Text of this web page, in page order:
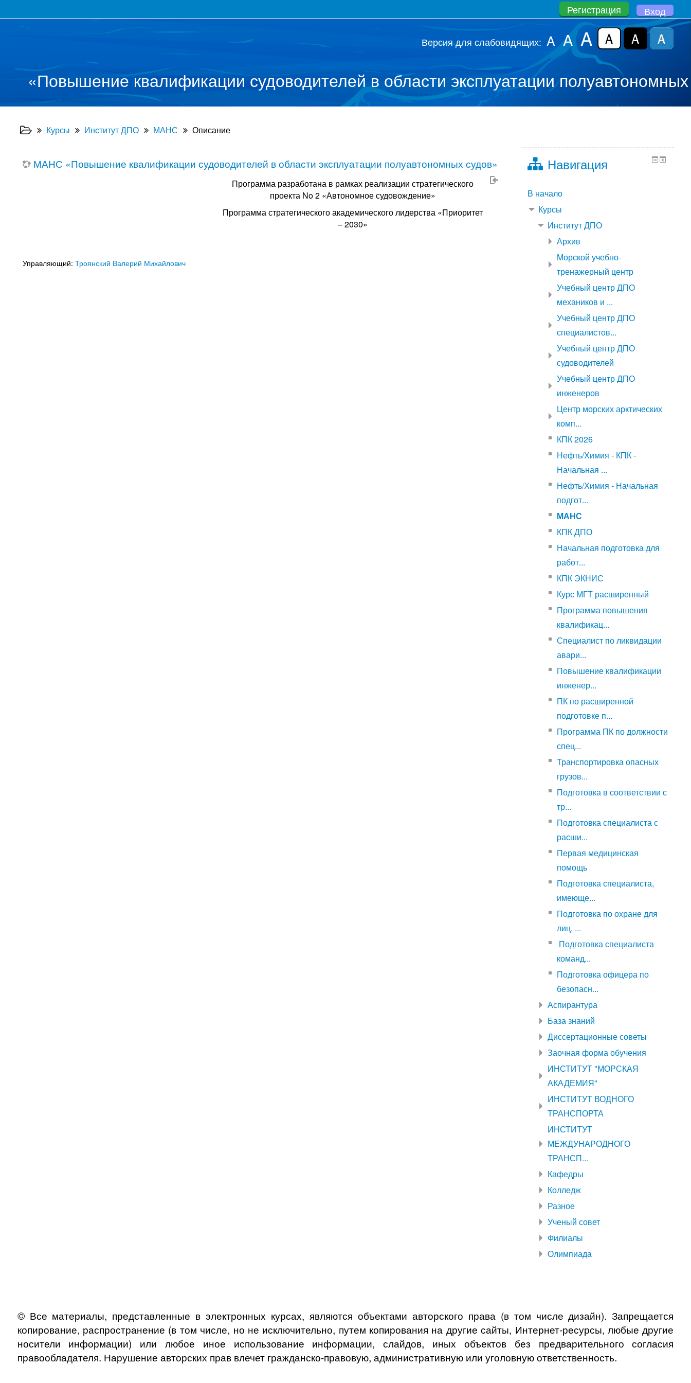
Регистрация Вход
Версия для слабовидящих: A A A
«Повышение квалификации судоводителей в области эксплуатации
Курсы Институт ДПО МАНС Описание
МАНС «Повышение квалификации судоводителей в области эксплуатации полуавтономных судов»
Программа разработана в рамках реализации стратегического
проекта No 2 «Автономное судовождение»
Программа стратегического академического лидерства «Приоритет
– 2030»
Управляющий: Троянский Валерий Михайлович
Навигация
В начало
Курсы
Институт ДПО
Архив
Морской учебно-
тренажерный центр
Учебный центр ДПО
механиков и ...
Учебный центр ДПО
специалистов...
Учебный центр ДПО
судоводителей
Учебный центр ДПО
инженеров
Центр морских арктических
комп...
КПК 2026
Нефть/Химия - КПК -
Начальная ...
Нефть/Химия - Начальная
подгот...
МАНС
КПК ДПО
Начальная подготовка для
работ...
КПК ЭКНИС
Курс МГТ расширенный
Программа повышения
квалификац...
Специалист по ликвидации
авари...
Повышение квалификации
инженер...
ПК по расширенной
подготовке п...
Программа ПК по должности
спец...
Транспортировка опасных
грузов...
Подготовка в соответствии с
тр...
Подготовка специалиста с
расши...
Первая медицинская
помощь
Подготовка специалиста,
имеюще...
Подготовка по охране для
лиц, ...
Подготовка специалиста
команд...
Подготовка офицера по
безопасн...
Аспирантура
База знаний
Диссертационные советы
Заочная форма обучения
ИНСТИТУТ "МОРСКАЯ
АКАДЕМИЯ"
ИНСТИТУТ ВОДНОГО
ТРАНСПОРТА
ИНСТИТУТ
МЕЖДУНАРОДНОГО
ТРАНСП...
Кафедры
Колледж
Разное
Ученый совет
Филиалы
Олимпиада
© Все материалы, представленные в электронных курсах, являются объектами авторского права (в том числе дизайн). Запрещается
копирование, распространение (в том числе, но не исключительно, путем копирования на другие сайты, Интернет-ресурсы, любые другие
носители информации) или любое иное использование информации, слайдов, иных объектов без предварительного согласия
правообладателя. Нарушение авторских прав влечет гражданско-правовую, административную или уголовную ответственность.